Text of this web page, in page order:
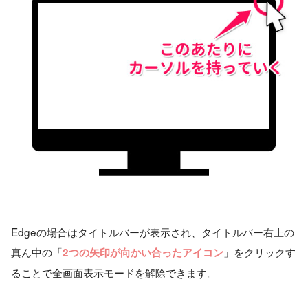
Edgeの場合はタイトルバーが表示され、タイトルバー右上の
真ん中の「2つの矢印が向かい合ったアイコン 」をクリックす
ることで全画面表示モードを解除できます。